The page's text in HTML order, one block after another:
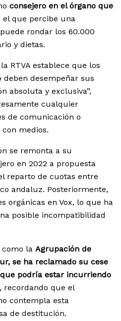
consejero en el órgano que
el que percibe una
rondar los 60.000
y dietas.
RTVA establece que los
deben desempeñar sus
absoluta y exclusiva”,
cualquier
de comunicación o
medios.
se remonta a su
en 2022 a propuesta
reparto de cuotas entre
andaluz. Posteriormente,
orgánicas en Vox, lo que ha
posible incompatibilidad
como la Agrupación de
se ha reclamado su cese
podría estar incurriendo
, recordando que el
contempla esta
de destitución.